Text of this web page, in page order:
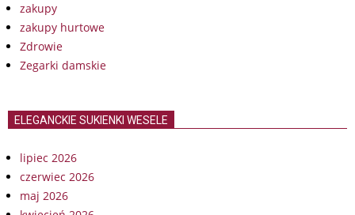
zakupy
zakupy hurtowe
Zdrowie
Zegarki damskie
ELEGANCKIE SUKIENKI WESELE
lipiec 2026
czerwiec 2026
maj 2026